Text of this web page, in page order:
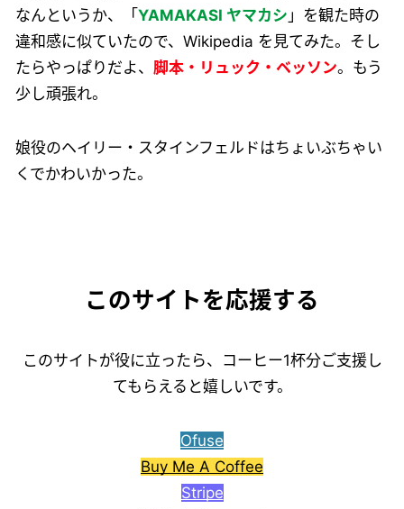
なんというか、「 YAMAKASI ヤマカシ 」を観た時の
違和感に似ていたので、Wikipedia を見てみた。そし
たらやっぱりだよ、 脚本・リュック・ベッソン。もう
少し頑張れ。
娘役のヘイリー・スタインフェルドはちょいぶちゃい
くでかわいかった。
このサイトを応援する
このサイトが役に立ったら、コーヒー1杯分ご支援し
てもらえると嬉しいです。
Ofuse
Buy Me A Coffee
Stripe